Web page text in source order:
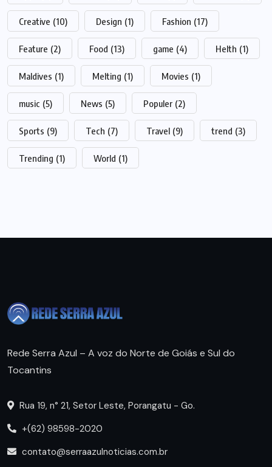
Creative (10) Design (1) Fashion (17)
Feature (2) Food (13) game (4) Helth (1)
Maldives (1) Melting (1) Movies (1)
music (5) News (5) Populer (2)
Sports (9) Tech (7) Travel (9) trend (3)
Trending (1) World (1)
Rede Serra Azul – A voz do Norte de Goiás e Sul do
Tocantins
Rua 19, n° 21, Setor Leste, Porangatu - Go.
+(62) 98598-2020
contato@serraazulnoticias.com.br